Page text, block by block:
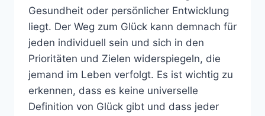
Gesundheit oder persönlicher Entwicklung
liegt. Der Weg zum Glück kann demnach für
jeden individuell sein und sich in den
Prioritäten und Zielen widerspiegeln, die
jemand im Leben verfolgt. Es ist wichtig zu
erkennen, dass es keine universelle
Definition von Glück gibt und dass jeder